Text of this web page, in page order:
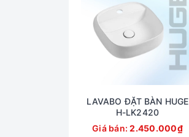
LAVABO ĐẶT BÀN HUGE
H-LK2420
Giá bán:2.450.000₫